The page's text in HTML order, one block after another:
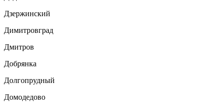
Дзержинский
Димитровград
Дмитров
Добрянка
Долгопрудный
Домодедово